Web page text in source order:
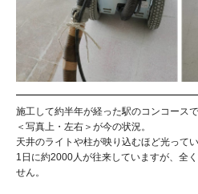
施工して約半年が経った駅のコンコースで
＜写真上・左右＞が今の状況。
天井のライトや柱が映り込むほど光ってい
1日に約2000人が往来していますが、全
せん。